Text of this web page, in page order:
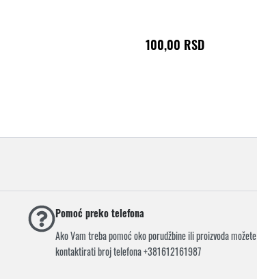
100,00 RSD
Pomoć preko telefona
Ako Vam treba pomoć oko porudžbine ili proizvoda možete
kontaktirati broj telefona +381612161987